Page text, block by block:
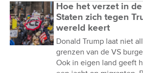
Hoe het verzet in
Staten zich tegen
wereld keert
Donald Trump laat niet
grenzen van de VS
Ook in eigen land geeft